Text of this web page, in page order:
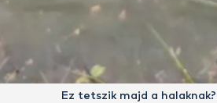
Ez tetszik majd a